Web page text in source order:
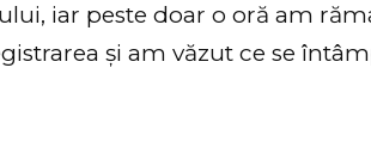
iar peste doar o oră am
și am văzut ce se